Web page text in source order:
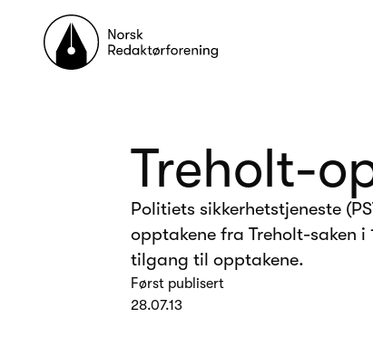
Til forsiden
Treholt-
Politiets sikkerhetstjeneste
opptakene fra Treholt-saken i
tilgang til opptakene.
Først publisert
28.07.13